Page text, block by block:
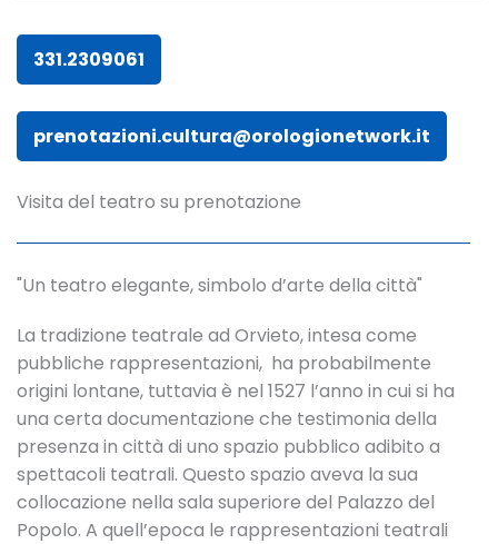
331.2309061
prenotazioni.cultura@orologionetwork.it
Visita del teatro su prenotazione
"Un teatro elegante, simbolo d’arte della città"
La tradizione teatrale ad Orvieto, intesa come
pubbliche rappresentazioni, ha probabilmente
origini lontane, tuttavia è nel 1527 l’anno in cui si ha
una certa documentazione che testimonia della
presenza in città di uno spazio pubblico adibito a
spettacoli teatrali. Questo spazio aveva la sua
collocazione nella sala superiore del Palazzo del
Popolo. A quell’epoca le rappresentazioni teatrali